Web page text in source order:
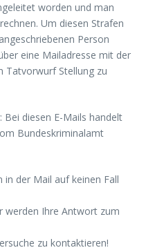
worden und man
Um diesen Strafen
Person
eine Mailadresse mit der
Tatvorwurf Stellung zu
diesen E-Mails handelt
Bundeskriminalamt
der Mail auf keinen Fall
werden Ihre Antwort zum
zu kontaktieren!